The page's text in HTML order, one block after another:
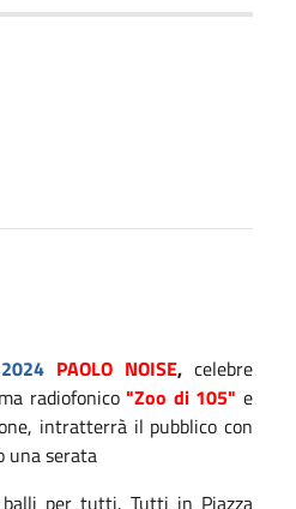
2024 PAOLO NOISE, celebre
radiofonico"Zoo di 105" e
intratterrà il pubblico con
una serata
per tutti. Tutti in Piazza